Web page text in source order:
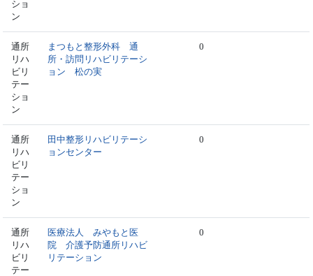
ショ
ン
通所
リハ
ビリ
テー
ショ
ン
まつもと整形外科 通
所・訪問リハビリテーシ
ョン 松の実
0
通所
リハ
ビリ
テー
ショ
ン
田中整形リハビリテーシ
ョンセンター
0
通所
リハ
ビリ
テー
医療法人 みやもと医
院 介護予防通所リハビ
リテーション
0